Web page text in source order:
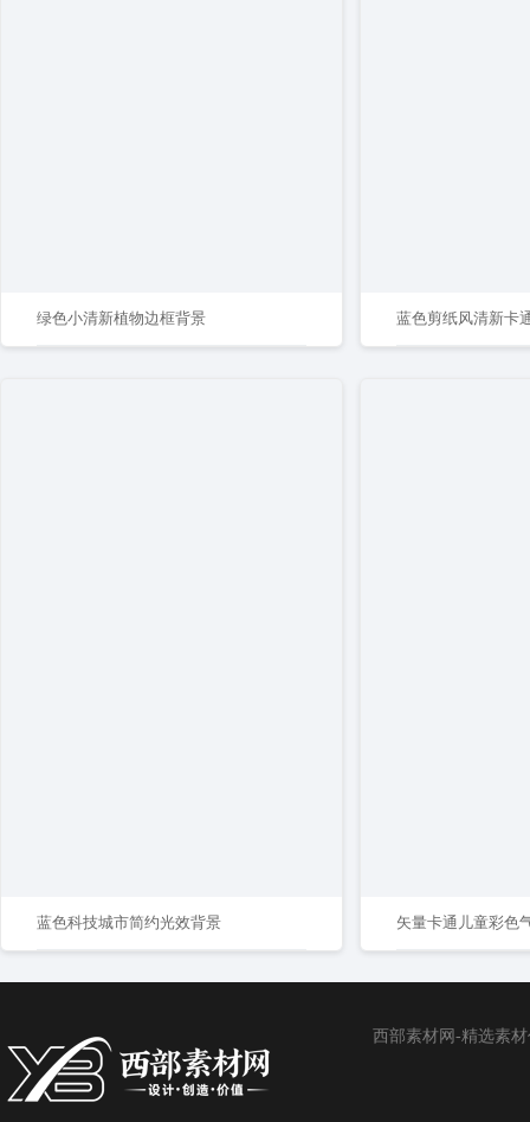
绿色小清新植物边框背景
蓝色科技城市简约光效背景 矢量卡通儿童彩色
西部素材网-精选素